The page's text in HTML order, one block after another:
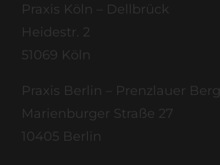
Praxis Köln – Dellbrück
Heidestr. 2
51069 Köln
Praxis Berlin – Prenzlauer Berg
Marienburger Straße 27
10405 Berlin